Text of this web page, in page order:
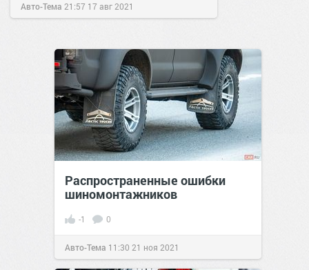
Авто-Тема 21:57 17 авг 2021
Распространенные ошибки
шиномонтажников
-1 0
Авто-Тема 11:30 21 ноя 2021